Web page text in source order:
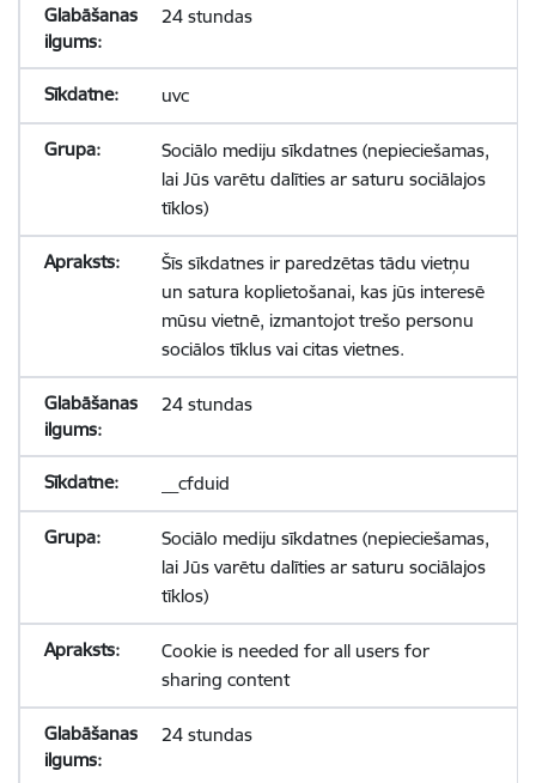
24 stundas
uvc
Sociālo mediju sīkdatnes (nepieciešamas,
lai Jūs varētu dalīties ar saturu sociālajos
tīklos)
Šīs sīkdatnes ir paredzētas tādu vietņu
un satura koplietošanai, kas jūs interesē
mūsu vietnē, izmantojot trešo personu
sociālos tīklus vai citas vietnes.
24 stundas
__cfduid
Sociālo mediju sīkdatnes (nepieciešamas,
lai Jūs varētu dalīties ar saturu sociālajos
tīklos)
Cookie is needed for all users for
sharing content
24 stundas